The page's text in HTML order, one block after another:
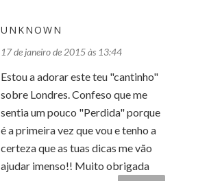
UNKNOWN
17 de janeiro de 2015 às 13:44
Estou a adorar este teu "cantinho"
sobre Londres. Confeso que me
sentia um pouco "Perdida" porque
é a primeira vez que vou e tenho a
certeza que as tuas dicas me vão
ajudar imenso!! Muito obrigada